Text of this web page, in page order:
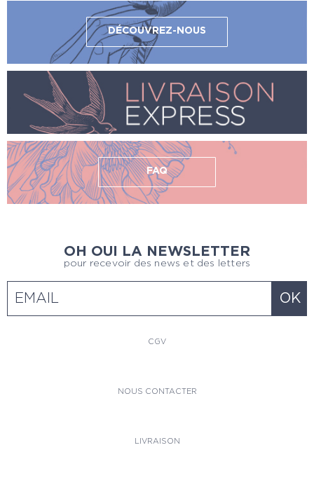
DÉCOUVREZ-NOUS
FAQ
OH OUI LA NEWSLETTER
pour recevoir des news et des letters
CGV
NOUS CONTACTER
LIVRAISON